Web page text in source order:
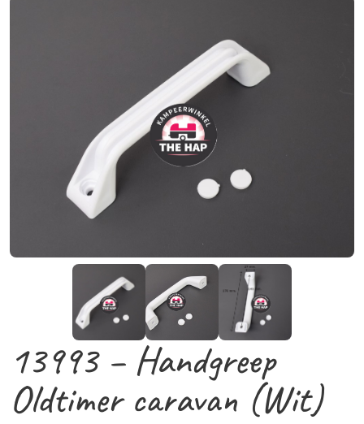
13993 – Handgreep
Oldtimer caravan (Wit)